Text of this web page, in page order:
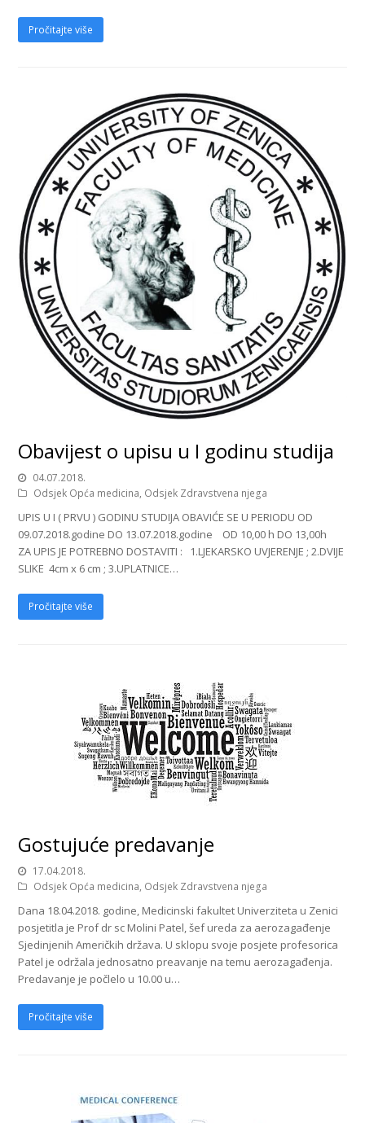
Pročitajte više
Obavijest o upisu u I godinu studija
04.07.2018.
Odsjek Opća medicina, Odsjek Zdravstvena njega
UPIS U I ( PRVU ) GODINU STUDIJA OBAVIĆE SE U PERIODU OD
09.07.2018.godine DO 13.07.2018.godine OD 10,00 h DO 13,00h
ZA UPIS JE POTREBNO DOSTAVITI : 1.LJEKARSKO UVJERENJE ; 2.DVIJE
SLIKE 4cm x 6 cm ; 3.UPLATNICE…
Pročitajte više
Gostujuće predavanje
17.04.2018.
Odsjek Opća medicina, Odsjek Zdravstvena njega
Dana 18.04.2018. godine, Medicinski fakultet Univerziteta u Zenici
posjetitla je Prof dr sc Molini Patel, šef ureda za aerozagađenje
Sjedinjenih Američkih država. U sklopu svoje posjete profesorica
Patel je održala jednosatno preavanje na temu aerozagađenja.
Predavanje je počlelo u 10.00 u…
Pročitajte više